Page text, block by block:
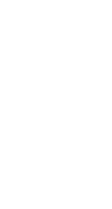
damit unter